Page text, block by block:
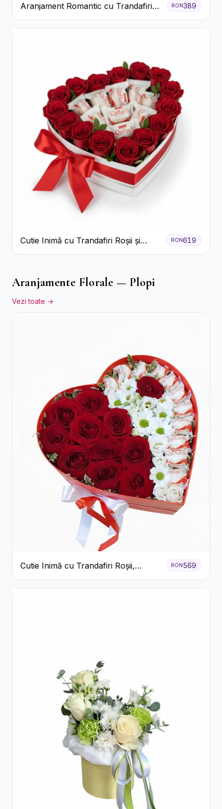
Aranjament Romantic cu Trandafiri
Roșii și Șampanie rose
RON389
Cutie Inimă cu Trandafiri Roșii și
Bomboane Raffaello
RON619
Aranjamente Florale — Plopi
Vezi toate →
Cutie Inimă cu Trandafiri Roșii,
Crizanteme Albe și Bomboane
Raffaello
RON569